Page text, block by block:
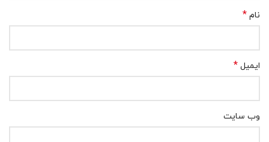
نام *
ایمیل *
وب‌ سایت